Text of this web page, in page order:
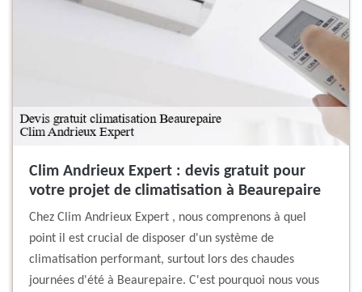
Clim Andrieux Expert : devis gratuit pour
votre projet de climatisation à Beaurepaire
Chez Clim Andrieux Expert , nous comprenons à quel
point il est crucial de disposer d'un système de
climatisation performant, surtout lors des chaudes
journées d'été à Beaurepaire. C'est pourquoi nous vous